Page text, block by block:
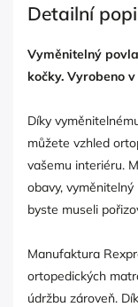
Detailní
Vyměnitelný
kočky. Vyrobeno v
Díky
můžete vzhled
vašemu interiéru.
obavy,
byste museli
Manufaktura
ortopedických
údržbu zároveň.